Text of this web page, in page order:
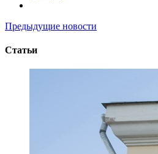
Предыдущие новости
Статьи